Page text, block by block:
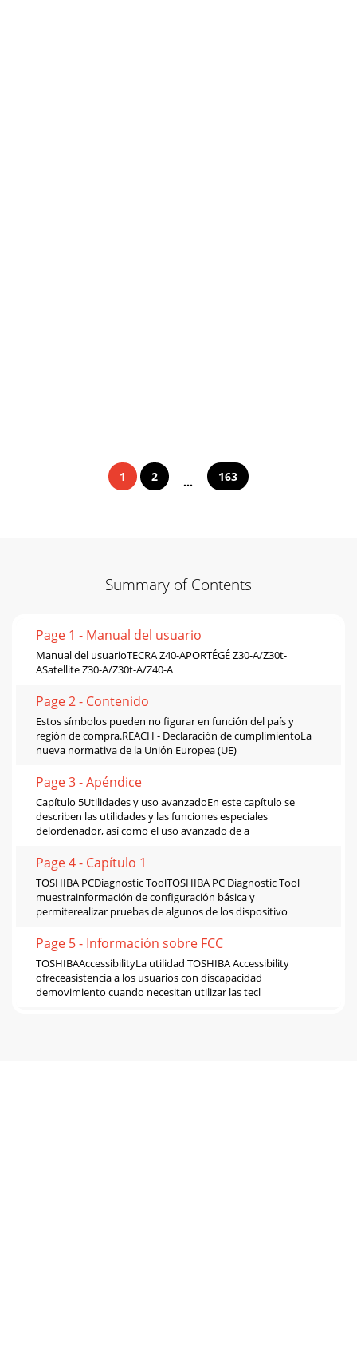
1 2 ... 163
Summary of Contents
Page 1 - Manual del usuario
Manual del usuarioTECRA Z40-APORTÉGÉ Z30-A/Z30t-
ASatellite Z30-A/Z30t-A/Z40-A
Page 2 - Contenido
Estos símbolos pueden no figurar en función del país y
región de compra.REACH - Declaración de cumplimientoLa
nueva normativa de la Unión Europea (UE)
Page 3 - Apéndice
Capítulo 5Utilidades y uso avanzadoEn este capítulo se
describen las utilidades y las funciones especiales
delordenador, así como el uso avanzado de a
Page 4 - Capítulo 1
TOSHIBA PCDiagnostic ToolTOSHIBA PC Diagnostic Tool
muestrainformación de configuración básica y
permiterealizar pruebas de algunos de los dispositivo
Page 5 - Información sobre FCC
TOSHIBAAccessibilityLa utilidad TOSHIBA Accessibility
ofreceasistencia a los usuarios con discapacidad
demovimiento cuando necesitan utilizar las tecl